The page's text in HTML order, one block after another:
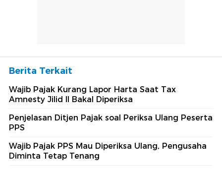
Berita Terkait
Wajib Pajak Kurang Lapor Harta Saat Tax
Amnesty Jilid II Bakal Diperiksa
Penjelasan Ditjen Pajak soal Periksa Ulang Peserta
PPS
Wajib Pajak PPS Mau Diperiksa Ulang, Pengusaha
Diminta Tetap Tenang